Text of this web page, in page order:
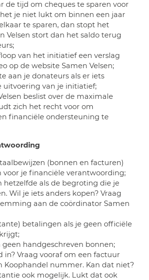
de tijd om cheques te sparen voor
je niet lukt om binnen een jaar
te sparen, dan stopt het
Velsen stort dan het saldo terug
van het initiatief een verslag
op de website Samen Velsen;
aan je donateurs als er iets
uitvoering van je initiatief;
beslist over de maximale
zich het recht voor om
financiële ondersteuning te
(bonnen en facturen)
voor je financiële verantwoording;
hetzelfde als de begroting die je
Wil je iets anders kopen? Vraag
aan de coördinator Samen
betalingen als je geen officiële
handgeschreven bonnen;
in? Vraag vooraf om een factuur
Koophandel nummer. Kan dat niet?
ook mogelijk. Lukt dat ook